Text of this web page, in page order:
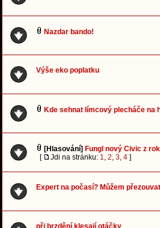
Nazdar bando!
Výše eko poplatku
Kde sehnat límcový plecháče na
[Hlasování] Fungl nový Civic z
[
Jdi na stránku: 1, 2, 3, 4 ]
Expert na počasí? Můžem
při brzdění klesají otáčky